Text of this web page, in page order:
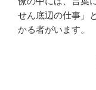
せん底辺の仕事」
かる者がいます。